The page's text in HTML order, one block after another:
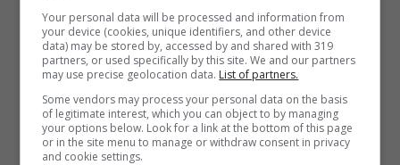
rinunciare alla qualità
Scegli un prefinito constrato nobile≥3,5
mm: permette 2–3 cicli dilevigatura. È il
miglior compromesso fra prezzo e vita utile.
Your personal data will be processed and information from
your device (cookies, unique identifiers, and other device
data) may be stored by, accessed by and shared with 319
partners, or used specifically by this site. We and our partners
may use precise geolocation data. List of partners.
Some vendors may process your personal data on the basis
of legitimate interest, which you can object to by managing
your options below. Look for a link at the bottom of this page
or in the site menu to manage or withdraw consent in privacy
and cookie settings.